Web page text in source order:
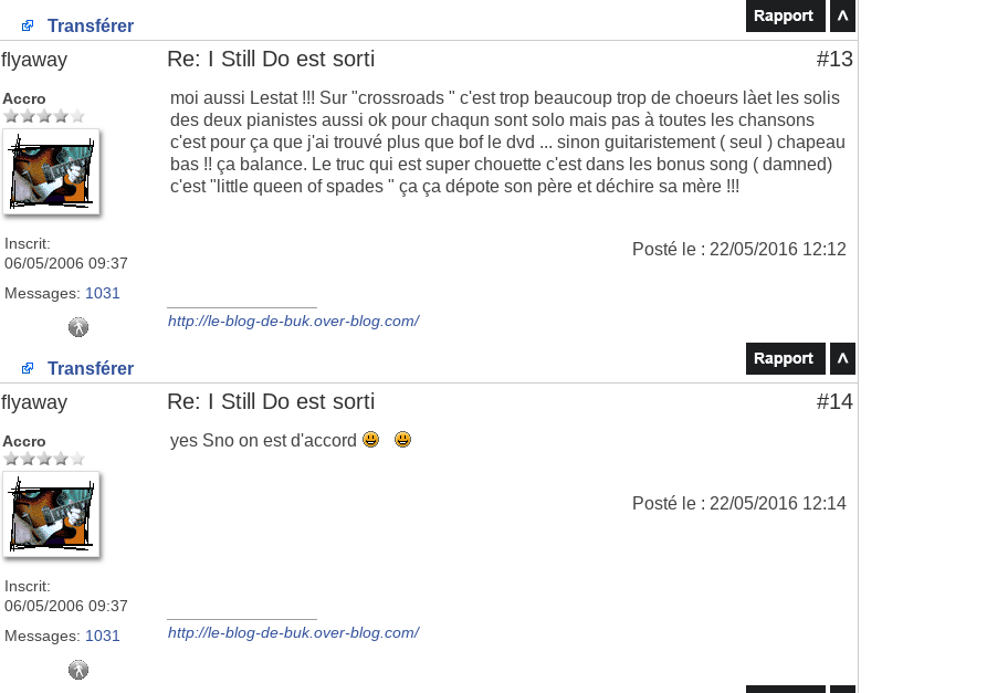
Transférer
flyaway Re: I Still Do est sorti #13
Accro
Inscrit:
06/05/2006 09:37
Messages: 1031
moi aussi Lestat !!! Sur "crossroads " c'est trop beaucoup trop de choeurs làet les solis
des deux pianistes aussi ok pour chaqun sont solo mais pas à toutes les chansons
c'est pour ça que j'ai trouvé plus que bof le dvd ... sinon guitaristement ( seul ) chapeau
bas !! ça balance. Le truc qui est super chouette c'est dans les bonus song ( damned)
c'est "little queen of spades " ça ça dépote son père et déchire sa mère !!!
Posté le : 22/05/2016 12:12
http://le-blog-de-buk.over-blog.com/
Transférer
flyaway Re: I Still Do est sorti #14
Accro
Inscrit:
06/05/2006 09:37
Messages: 1031
yes Sno on est d'accord
Posté le : 22/05/2016 12:14
http://le-blog-de-buk.over-blog.com/